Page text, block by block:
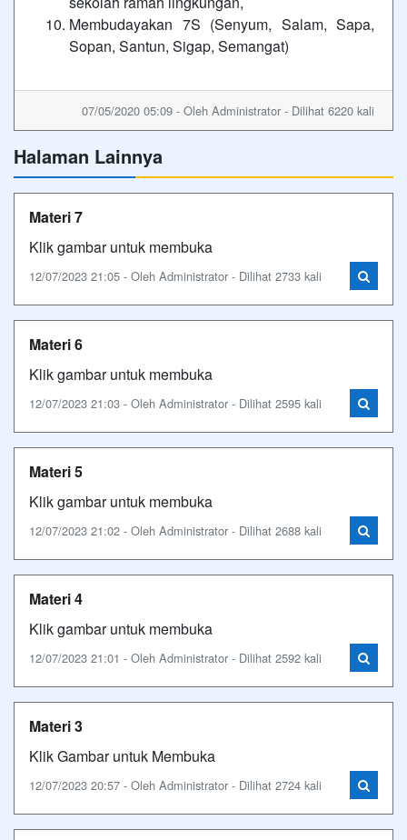
Membudayakan 7S (Senyum, Salam, Sapa,
Sopan, Santun, Sigap, Semangat)
07/05/2020 05:09 - Oleh Administrator - Dilihat 6220 kali
Halaman Lainnya
Materi 7
Klik gambar untuk membuka
12/07/2023 21:05 - Oleh Administrator - Dilihat 2733 kali
Materi 6
Klik gambar untuk membuka
12/07/2023 21:03 - Oleh Administrator - Dilihat 2595 kali
Materi 5
Klik gambar untuk membuka
12/07/2023 21:02 - Oleh Administrator - Dilihat 2688 kali
Materi 4
Klik gambar untuk membuka
12/07/2023 21:01 - Oleh Administrator - Dilihat 2592 kali
Materi 3
Klik Gambar untuk Membuka
12/07/2023 20:57 - Oleh Administrator - Dilihat 2724 kali